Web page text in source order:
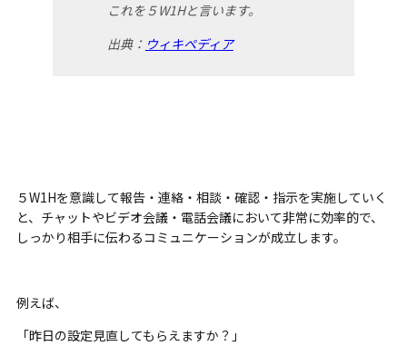
これを５W1Hと言います。
出典： ウィキペディア
５W1Hを意識して報告・連絡・相談・確認・指示を実施していく
と、 チャットやビデオ会議・電話会議において非常に効率的で、
しっかり相手に伝わるコミュニケーションが成立します。
例えば、
「昨日の設定見直してもらえますか？ 」